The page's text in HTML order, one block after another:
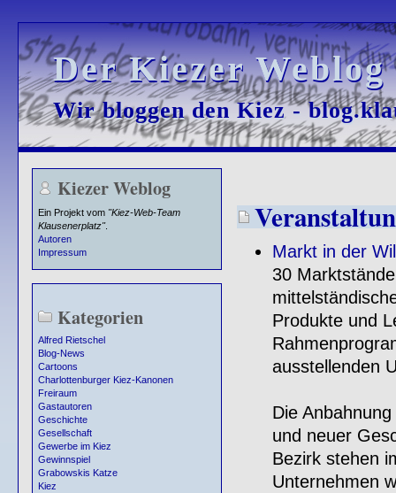
Der Kiezer
Der Kiezer
Wir bloggen den Kiez -
Wir bloggen den Kiez -
Kiezer Weblog
Ein Projekt vom "Kiez-Web-Team
Klausenerplatz".
Autoren
Impressum
Kategorien
Alfred Rietschel
Blog-News
Cartoons
Charlottenburger Kiez-Kanonen
Freiraum
Gastautoren
Geschichte
Gesellschaft
Gewerbe im Kiez
Gewinnspiel
Grabowskis Katze
Kiez
Markt in der
30
Produkte und
ausstellenden
Die
und neuer
Bezirk stehen
Unternehmen